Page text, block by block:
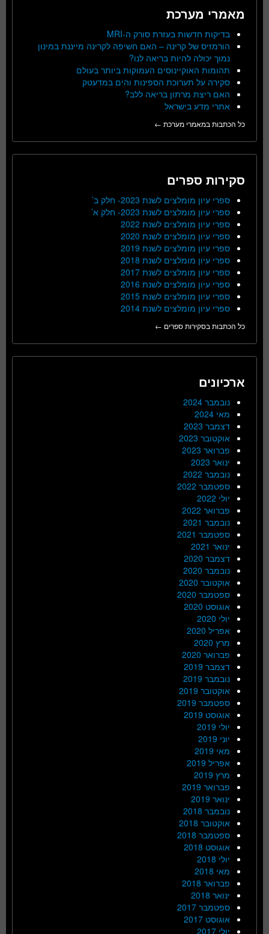
מאמרי מערכת
בדיקות חדשות בעזרת סורק ה-MRI
הורמזיס של קרינה – האם חשיפה לקרינה מייננת במינון
נמוך יכולה להיות בריאה לנו?
תהומות האוקיינוסים העמוקות ביותר בעולם
סקירה על תערוכת הספינות והים במדעטק
האם ריצת מרתון בריאה ללב?
אתרי מדע בישראל
כל הכתבות במאמרי מערכת ←
סקירות ספרים
ספרי עיון מומלצים לשנת 2023- חלק ב’
ספרי עיון מומלצים לשנת 2023- חלק א’
ספרי עיון מומלצים לשנת 2022
ספרי עיון מומלצים לשנת 2020
ספרי עיון מומלצים לשנת 2019
ספרי עיון מומלצים לשנת 2018
ספרי עיון מומלצים לשנת 2017
ספרי עיון מומלצים לשנת 2016
ספרי עיון מומלצים לשנת 2015
ספרי עיון מומלצים לשנת 2014
כל הכתבות בסקירות ספרים ←
ארכיונים
נובמבר 2024
מאי 2024
דצמבר 2023
אוקטובר 2023
פברואר 2023
ינואר 2023
נובמבר 2022
ספטמבר 2022
יולי 2022
פברואר 2022
נובמבר 2021
ספטמבר 2021
ינואר 2021
דצמבר 2020
נובמבר 2020
אוקטובר 2020
ספטמבר 2020
אוגוסט 2020
יולי 2020
אפריל 2020
מרץ 2020
פברואר 2020
דצמבר 2019
נובמבר 2019
אוקטובר 2019
ספטמבר 2019
אוגוסט 2019
יולי 2019
יוני 2019
מאי 2019
אפריל 2019
מרץ 2019
פברואר 2019
ינואר 2019
נובמבר 2018
אוקטובר 2018
ספטמבר 2018
אוגוסט 2018
יולי 2018
מאי 2018
פברואר 2018
ינואר 2018
ספטמבר 2017
אוגוסט 2017
יולי 2017